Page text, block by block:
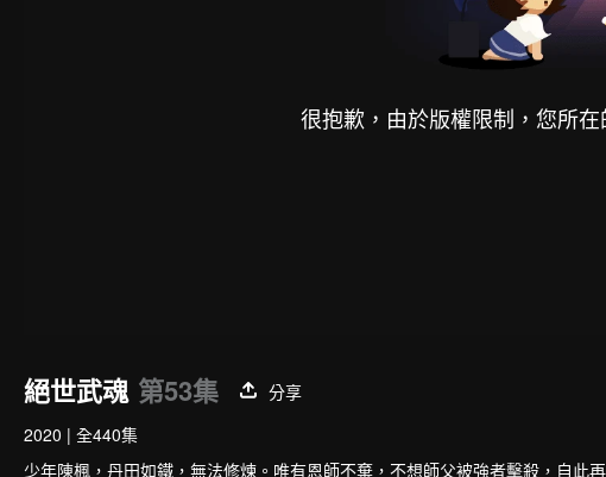
很抱歉，由於版權限制，您所
絕世武魂 第53集
分享
2020 | 全440集
少年陳楓，丹田如鐵，無法修煉。唯有恩師不棄，不想師父被強者擊殺，自